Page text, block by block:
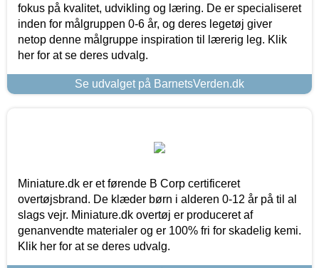
fokus på kvalitet, udvikling og læring. De er specialiseret
inden for målgruppen 0-6 år, og deres legetøj giver
netop denne målgruppe inspiration til lærerig leg. Klik
her for at se deres udvalg.
Se udvalget på BarnetsVerden.dk
Miniature.dk er et førende B Corp certificeret
overtøjsbrand. De klæder børn i alderen 0-12 år på til al
slags vejr. Miniature.dk overtøj er produceret af
genanvendte materialer og er 100% fri for skadelig kemi.
Klik her for at se deres udvalg.